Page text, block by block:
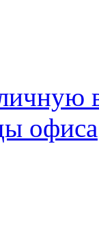
офиса